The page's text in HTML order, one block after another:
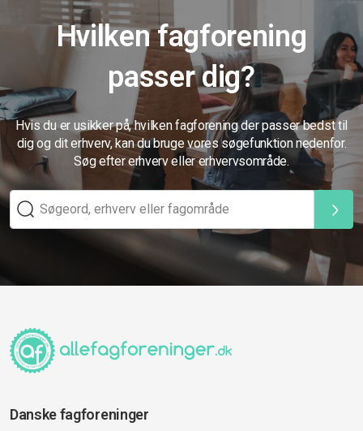
Hvilken fagforening
passer dig?
Hvis du er usikker på, hvilken fagforening der passer bedst til
dig og dit erhverv, kan du bruge vores søgefunktion nedenfor.
Søg efter erhverv eller erhvervsområde.
Danske fagforeninger